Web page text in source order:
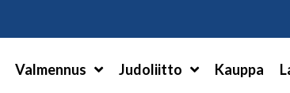
Valmennus Judoliitto Kauppa